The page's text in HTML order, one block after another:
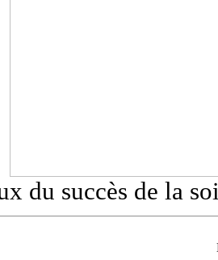
du succès de la